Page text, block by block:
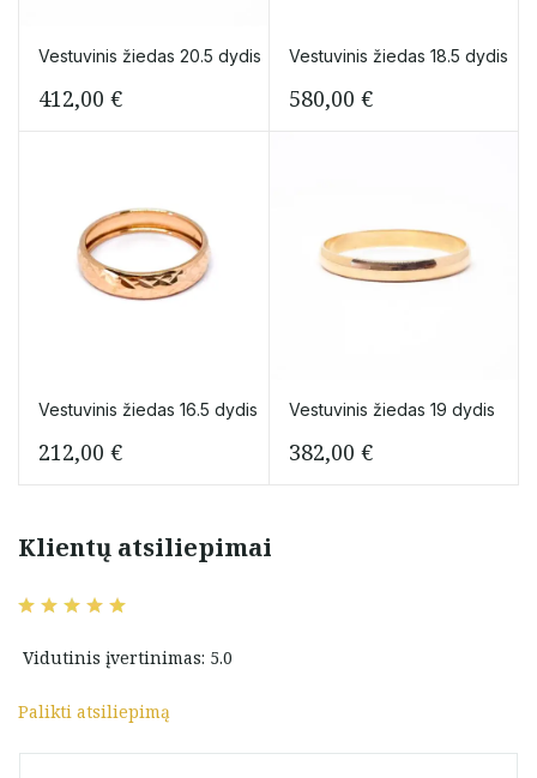
Vestuvinis žiedas 20.5 dydis
412,00 €
Vestuvinis žiedas 18.5 dydis
580,00 €
Vestuvinis žiedas 16.5 dydis
212,00 €
Vestuvinis žiedas 19 dydis
382,00 €
Klientų atsiliepimai
Vidutinis įvertinimas: 5.0
Palikti atsiliepimą